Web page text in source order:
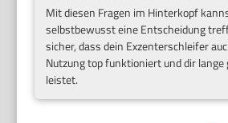
Mit diesen Fragen im Hinterkopf
selbstbewusst eine Entscheidung
sicher, dass dein Exzenterschleifer
Nutzung top funktioniert und dir lange
leistet.